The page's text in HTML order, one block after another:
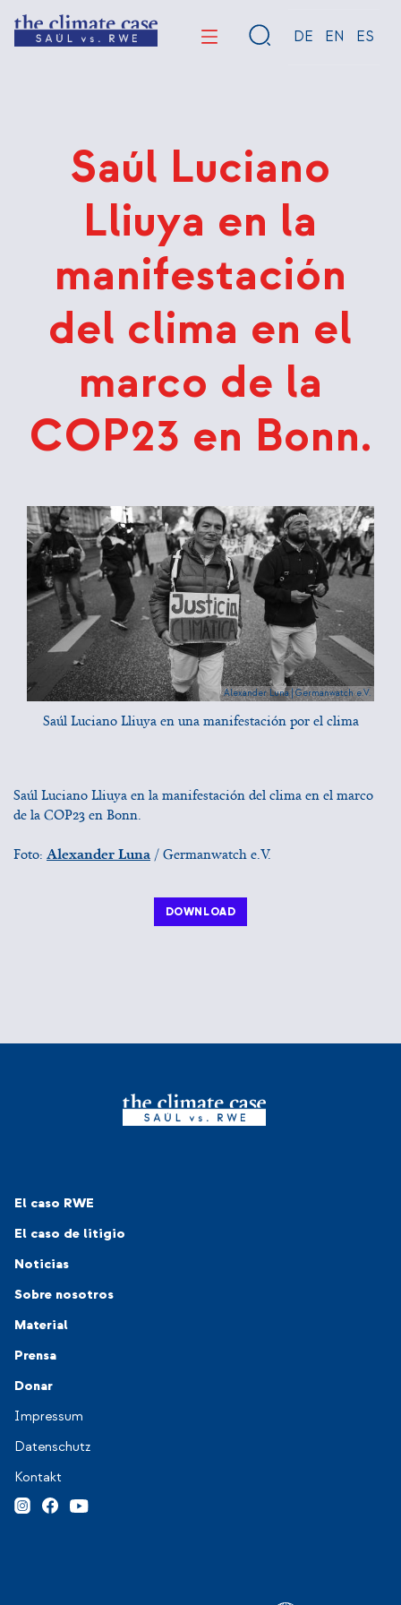
al
DE EN ES
Saúl Luciano
Lliuya en la
manifestación
del clima en el
marco de la
COP23 en Bonn.
Alexander Luna | Germanwatch e.V.
Saúl Luciano Lliuya en una manifestación por el clima
Saúl Luciano Lliuya en la manifestación del clima en el marco
de la COP23 en Bonn.
Foto: Alexander Luna / Germanwatch e.V.
DOWNLOAD
Navigation-Footer 1
El caso RWE
El caso de litigio
Noticias
Navigation-Footer 2
Sobre nosotros
Material
Prensa
Donar
Navigation-Footer 3
Impressum
Datenschutz
Kontakt